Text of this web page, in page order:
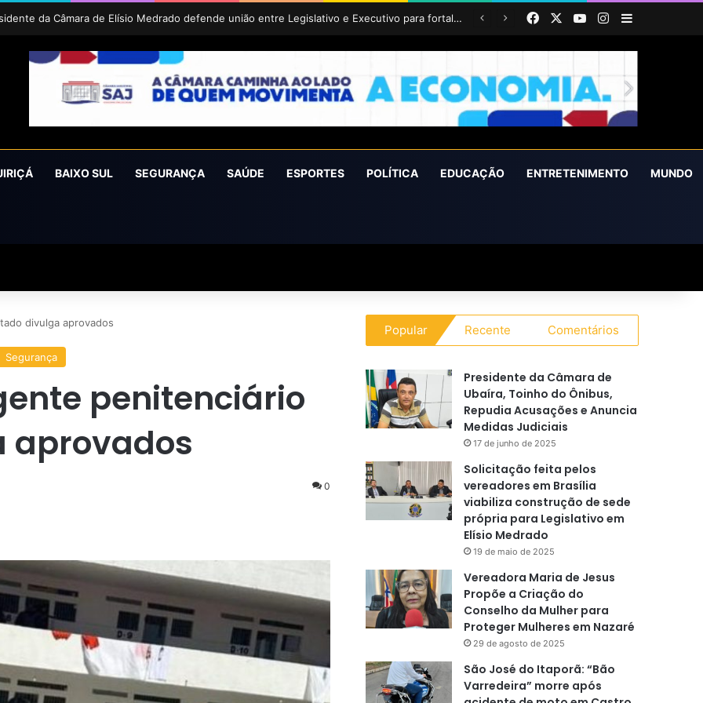
conquista o prêmio Cidade Revelação do São João da Bahia 2026 FacebookYouTubeInstagram
Barra
BAIXO SUL SEGURANÇA SAÚDE ESPORTES POLÍTICA EDUCAÇÃO ENTRETENIMENTO MUNDO
divulga aprovados
Segurança
penitenciário
aprovados
0
Popular Recente Comentários
Presidente da Câmara de
Ubaíra, Toinho do Ônibus,
Repudia Acusações e Anuncia
Medidas Judiciais
17 de junho de 2025
Solicitação feita pelos
vereadores em Brasília
viabiliza construção de sede
própria para Legislativo em
Elísio Medrado
19 de maio de 2025
Vereadora Maria de Jesus
Propõe a Criação do
Conselho da Mulher para
Proteger Mulheres em Nazaré
29 de agosto de 2025
São José do Itaporã: “Bão
Varredeira” morre após